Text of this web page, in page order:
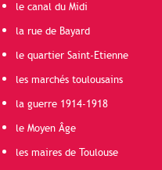
le canal du Midi
la rue de Bayard
le quartier Saint-Etienne
les marchés toulousains
la guerre 1914-1918
le Moyen Âge
les maires de Toulouse